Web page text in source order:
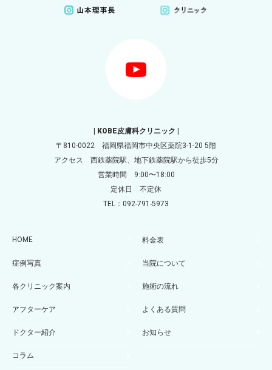
| KOBE皮膚科クリニック |
〒810-0022 福岡県福岡市中央区薬院3-1-20 5階
アクセス 西鉄薬院駅、地下鉄薬院駅から徒歩5分
営業時間 9:00〜18:00
定休日 不定休
TEL：092-791-5973
HOME 料金表
症例写真 当院について
各クリニック案内 施術の流れ
アフターケア よくある質問
ドクター紹介 お知らせ
コラム